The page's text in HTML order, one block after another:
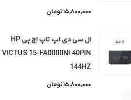
15,800,000 تومان
ال سی دی لپ تاپ اچ پی HP
VICTUS 15-FA0000NI 40PIN
144HZ
15,800,000 تومان